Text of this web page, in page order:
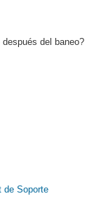
del baneo?
de Soporte